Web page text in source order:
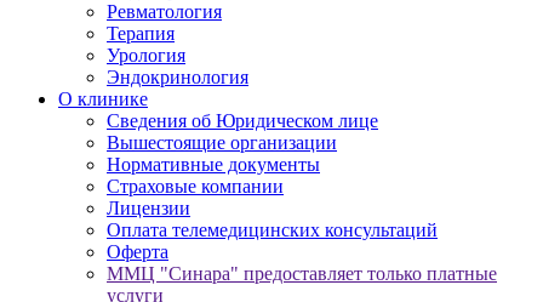
Ревматология
Терапия
Урология
Эндокринология
О клинике
Сведения об Юридическом лице
Вышестоящие организации
Нормативные документы
Cтраховые компании
Лицензии
Оплата телемедицинских консультаций
Оферта
ММЦ "Синара" предоставляет только платные
услуги